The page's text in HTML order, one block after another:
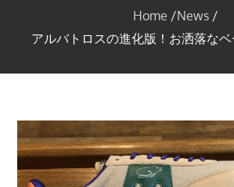
Home
News
アルバトロスの進化版！お洒落なベ